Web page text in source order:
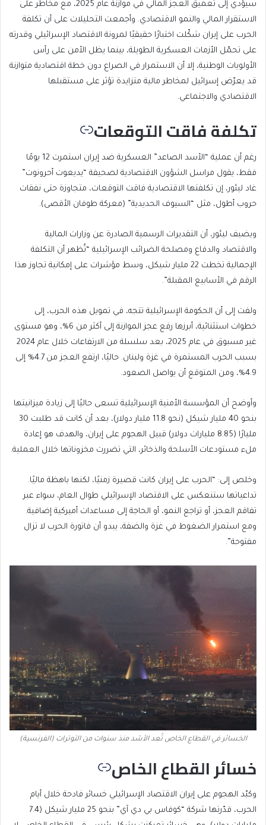
سيؤدي إلى تعميق العجز المالي في موازنة عام 2025، مع مخاطر على
الاستقرار المالي والنمو الاقتصادي. وأجمعت التحليلات على أن تكلفة
الحرب على إيران شكّلت اختبارًا حقيقيًا لمرونة الاقتصاد الإسرائيلي وقدرته
على تحمّل الأزمات العسكرية الطويلة، بينما يظل الأمن على رأس
الأولويات الوطنية، إلا أن الاستمرار في الصراع دون خطة اقتصادية متوازنة
قد يعرّض إسرائيل لمخاطر مالية متزايدة تؤثر على مستقبلها
الاقتصادي والاجتماعي.
تكلفة فاقت التوقعات
رغم أن عملية “الأسد الصاعد” العسكرية ضد إيران استمرت 12 يومًا
فقط، يقول مراسل الشؤون الاقتصادية لصحيفة “يديعوت أحرونوت”
غاد ليئور، إن تكلفتها الاقتصادية فاقت التوقعات، متجاوزة حتى نفقات
حروب أطول، مثل “السيوف الحديدية” (معركة طوفان الأقصى).
ويضيف ليئور، أن التقديرات الرسمية الصادرة عن وزارات المالية
والاقتصاد والدفاع ومصلحة الضرائب الإسرائيلية “تُظهر أن التكلفة
الإجمالية تخطت 22 مليار شيكل، وسط مؤشرات على إمكانية تجاوز هذا
الرقم في الأسابيع المقبلة”.
ولفت إلى أن الحكومة الإسرائيلية تتجه، في تمويل هذه الحرب، إلى
خطوات استثنائية، أبرزها رفع عجز الموازنة إلى أكثر من 6%، وهو مستوى
غير مسبوق في عام 2025، بعد سلسلة من الارتفاعات خلال عام 2024
بسبب الحرب المستمرة في غزة ولبنان. حاليًا، ارتفع العجز من 4.7% إلى
4.9%، ومن المتوقع أن يواصل الصعود.
وأوضح أن المؤسسة الأمنية الإسرائيلية تسعى حاليًا إلى زيادة ميزانيتها
بنحو 40 مليار شيكل (نحو 11.8 مليار دولار)، بعد أن كانت قد طلبت 30
مليارًا (8.85 مليارات دولار) قبيل الهجوم على إيران، والهدف هو إعادة
ملء مستودعات الأسلحة والذخائر، التي تضررت مخزوناتها خلال العملية.
وخلص إلى: “الحرب على إيران كانت قصيرة زمنيًا، لكنها باهظة ماليًا.
تداعياتها ستنعكس على الاقتصاد الإسرائيلي طوال العام، سواء عبر
تفاقم العجز، أو تراجع النمو، أو الحاجة إلى مساعدات أميركية إضافية.
ومع استمرار الضغوط في غزة والضفة، يبدو أن فاتورة الحرب لا تزال
مفتوحة”.
الخسائر في القطاع الخاص تُعد الأشد منذ سنوات من التوترات (الفرنسية)
خسائر القطاع الخاص
وكبّد الهجوم على إيران الاقتصاد الإسرائيلي خسائر فادحة خلال أيام
الحرب، قدّرتها شركة “كوفاس بي دي آي” بنحو 25 مليار شيكل (7.4